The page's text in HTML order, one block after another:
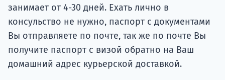
занимает от 4-30 дней. Ехать лично в
консульство не нужно, паспорт с документами
Вы отправляете по почте, так же по почте Вы
получите паспорт с визой обратно на Ваш
домашний адрес курьерской доставкой.